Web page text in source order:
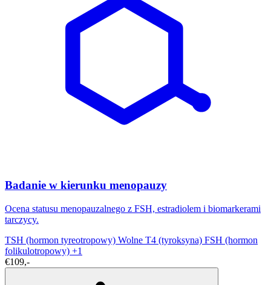
Badanie w kierunku menopauzy
Ocena statusu menopauzalnego z FSH, estradiolem i biomarkerami
tarczycy.
TSH (hormon tyreotropowy) Wolne T4 (tyroksyna) FSH (hormon
folikulotropowy) +1
€109,-